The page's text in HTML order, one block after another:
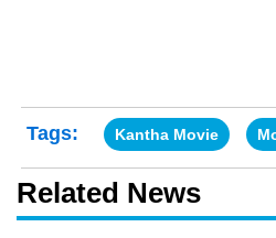
Tags: Kantha Movie
Related News